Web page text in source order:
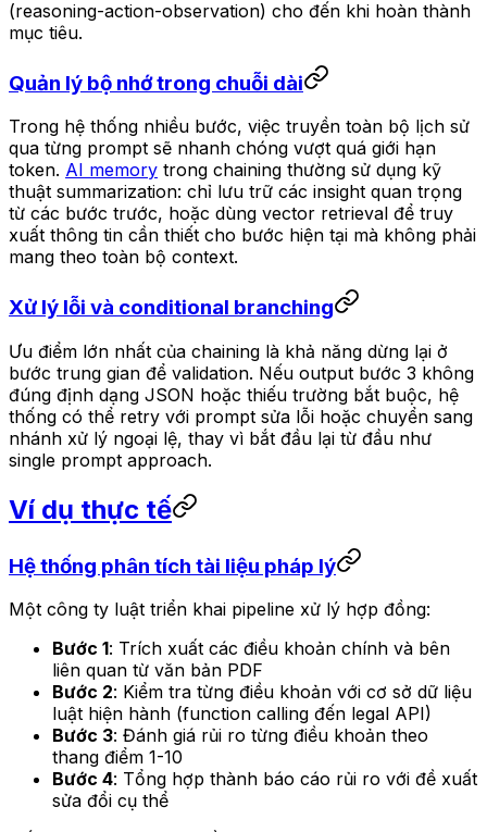
(reasoning-action-observation) cho đến khi hoàn thành
mục tiêu.
Quản lý bộ nhớ trong chuỗi dài
Trong hệ thống nhiều bước, việc truyền toàn bộ lịch sử
qua từng prompt sẽ nhanh chóng vượt quá giới hạn
token. AI memory trong chaining thường sử dụng kỹ
thuật summarization: chỉ lưu trữ các insight quan trọng
từ các bước trước, hoặc dùng vector retrieval để truy
xuất thông tin cần thiết cho bước hiện tại mà không phải
mang theo toàn bộ context.
Xử lý lỗi và conditional branching
Ưu điểm lớn nhất của chaining là khả năng dừng lại ở
bước trung gian để validation. Nếu output bước 3 không
đúng định dạng JSON hoặc thiếu trường bắt buộc, hệ
thống có thể retry với prompt sửa lỗi hoặc chuyển sang
nhánh xử lý ngoại lệ, thay vì bắt đầu lại từ đầu như
single prompt approach.
Ví dụ thực tế
Hệ thống phân tích tài liệu pháp lý
Một công ty luật triển khai pipeline xử lý hợp đồng:
Bước 1: Trích xuất các điều khoản chính và bên
liên quan từ văn bản PDF
Bước 2: Kiểm tra từng điều khoản với cơ sở dữ liệu
luật hiện hành (function calling đến legal API)
Bước 3: Đánh giá rủi ro từng điều khoản theo
thang điểm 1-10
Bước 4: Tổng hợp thành báo cáo rủi ro với đề xuất
sửa đổi cụ thể